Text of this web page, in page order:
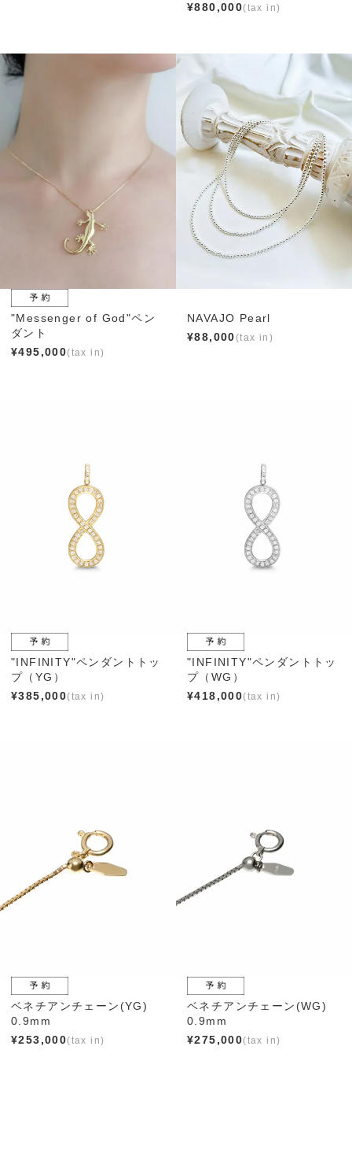
¥880,000
"Messenger of God"ペン
ダント
¥495,000
NAVAJO Pearl
¥88,000
"INFINITY"ペンダントトッ
プ（YG）
¥385,000
"INFINITY"ペンダントトッ
プ（WG）
¥418,000
ベネチアンチェーン(YG)
0.9mm
¥253,000
ベネチアンチェーン(WG)
0.9mm
¥275,000